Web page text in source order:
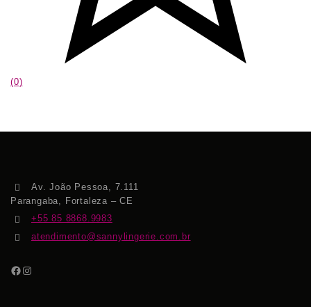
(0)
Av. João Pessoa, 7.111
Parangaba, Fortaleza – CE
+55 85 8868.9983
atendimento@sannylingerie.com.br